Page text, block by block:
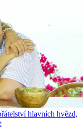
hlavních hvězd,